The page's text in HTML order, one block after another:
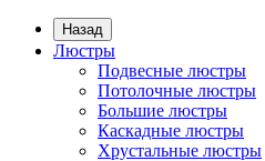
Назад
Люстры
Подвесные люстры
Потолочные люстры
Большие люстры
Каскадные люстры
Хрустальные люстры